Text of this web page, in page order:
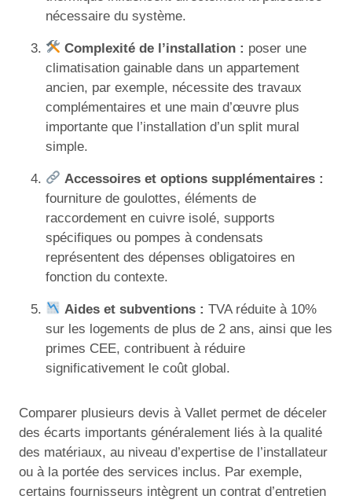
nécessaire du système.
Complexité de l’installation : poser une
climatisation gainable dans un appartement
ancien, par exemple, nécessite des travaux
complémentaires et une main d’œuvre plus
importante que l’installation d’un split mural
simple.
Accessoires et options supplémentaires :
fourniture de goulottes, éléments de
raccordement en cuivre isolé, supports
spécifiques ou pompes à condensats
représentent des dépenses obligatoires en
fonction du contexte.
Aides et subventions : TVA réduite à 10%
sur les logements de plus de 2 ans, ainsi que les
primes CEE, contribuent à réduire
significativement le coût global.
Comparer plusieurs devis à Vallet permet de déceler
des écarts importants généralement liés à la qualité
des matériaux, au niveau d’expertise de l’installateur
ou à la portée des services inclus. Par exemple,
certains fournisseurs intègrent un contrat d’entretien